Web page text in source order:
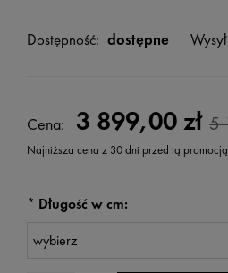
Dostępność: dostępne
Cena: 3 899,00 zł 5
Najniższa cena z 30 dni przed tą
* Długość w cm: